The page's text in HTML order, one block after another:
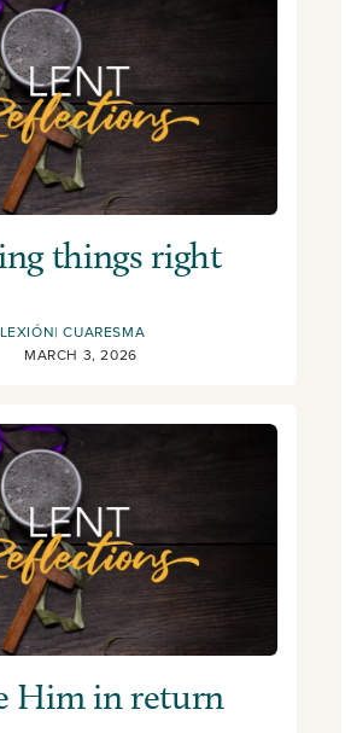
things right
CUARESMA
MARCH 3, 2026
Him in return